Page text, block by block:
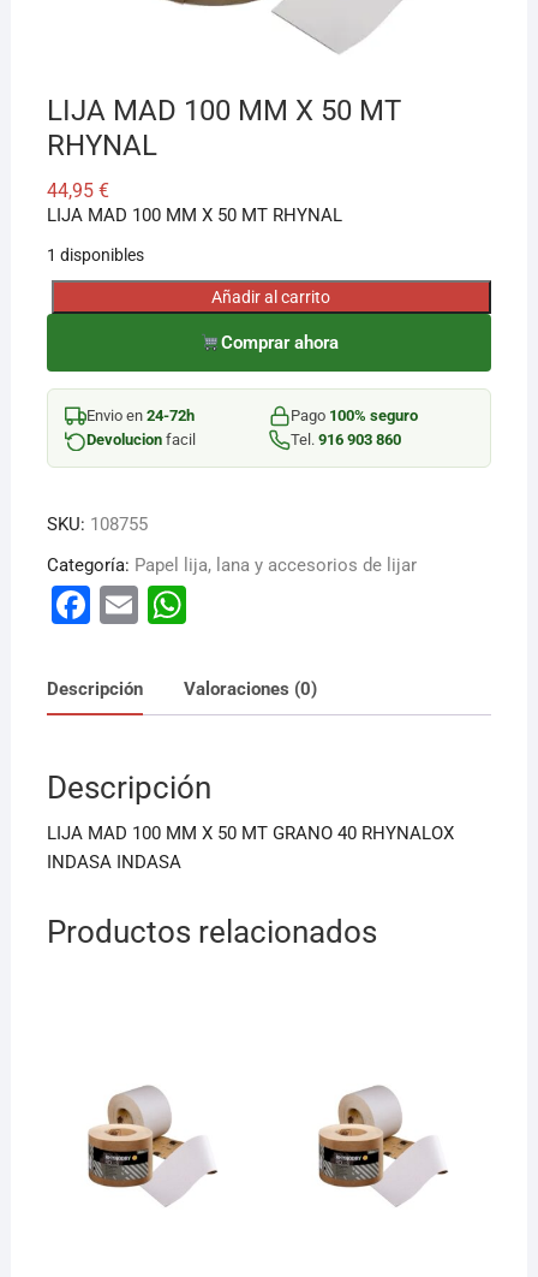
LIJA MAD 100 MM X 50 MT
RHYNAL
44,95 €
LIJA MAD 100 MM X 50 MT RHYNAL
1 disponibles
LIJA
100
MM
RHYNAL
Añadir al carrito
Comprar ahora
Envio en 24-72h Pago 100% seguro
Devolucionfacil Tel. 916 903 860
SKU: 108755
Categoría: Papel lija, lana y accesorios de lijar
F
c
e
o
o
k
E
ai
l
W
at
s
p
p
Descripción Valoraciones (0)
Descripción
LIJA MAD 100 MM X 50 MT GRANO 40 RHYNALOX
INDASA INDASA
Productos relacionados
¡Hola! Soy el asesor virtual de Ferretería El Arroyo.
aunque no sepas el nombre exacto